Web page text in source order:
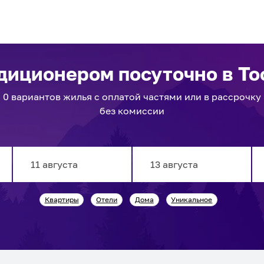
посуточно в
0 вариантов жилья с оплатой частями или в рассрочку
без комиссии
forward
backward
Квартиры Отели Дома Уникальное